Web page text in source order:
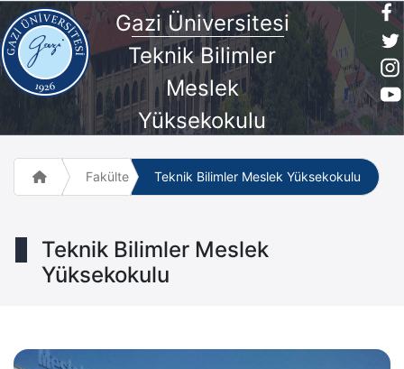
Gazi Üniversitesi
Teknik Bilimler
Meslek
Yüksekokulu
Fakülte ve Meslek Yüksek Okulları
Teknik Bilimler Meslek Yüksekokulu
Teknik Bilimler Meslek
Yüksekokulu